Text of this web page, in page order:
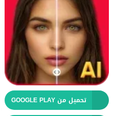
تحميل من GOOGLE PLAY